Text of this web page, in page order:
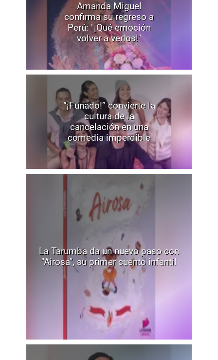
Amanda Miguel
confirma su regreso a
Perú: "¡Qué emoción
volver a verlos!"
“¡Funado!” convierte la
cultura de la
cancelación en una
comedia imperdible
La Tarumba da un nuevo paso con
"Airosa", su primer cuento infantil